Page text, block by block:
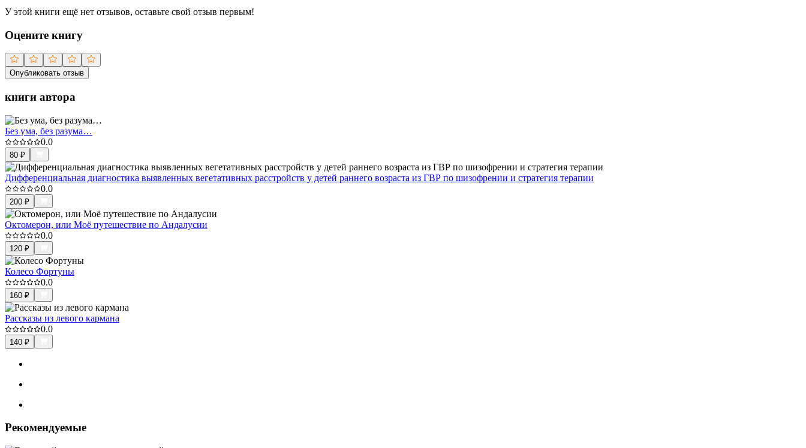
У этой книги ещё нет отзывов, оставьте свой отзыв первым!
Оцените книгу
Опубликовать отзыв
книги автора
Без ума, без разума…
0.0
80 ₽
Дифференциальная диагностика выявленных вегетативных расстройств у детей раннего возраста из ГВР по шизофрении и стратегия терапии
0.0
200 ₽
Октомерон, или Моё путешествие по Андалусии
0.0
120 ₽
Колесо Фортуны
0.0
160 ₽
Рассказы из левого кармана
0.0
140 ₽
Рекомендуемые